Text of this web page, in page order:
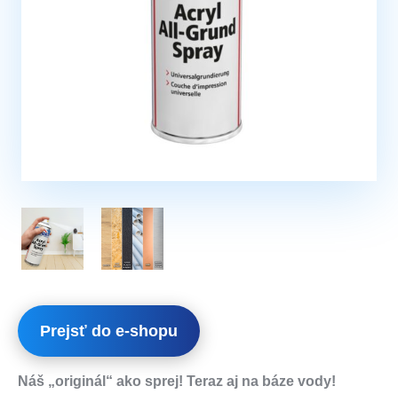
Prejsť do e-shopu
Náš „originál“ ako sprej! Teraz aj na báze vody!